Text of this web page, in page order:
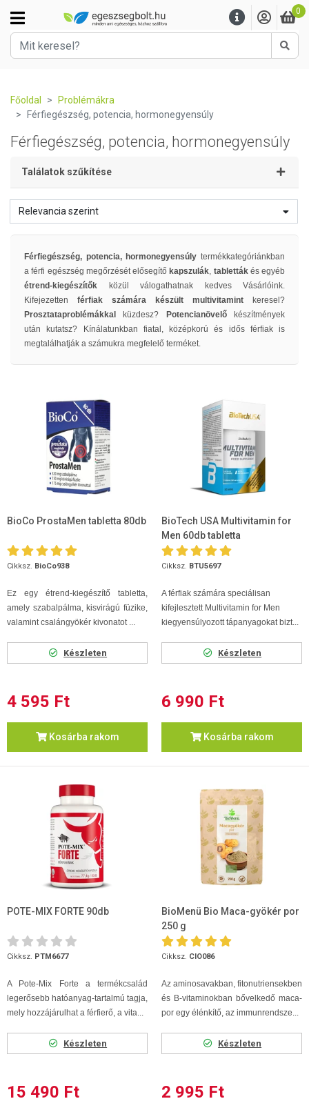
0
Főoldal
Problémákra
Férfiegészség, potencia, hormonegyensúly
Férfiegészség, potencia, hormonegyensúly
Találatok szűkítése
Relevancia szerint
Férfiegészség, potencia, hormonegyensúly termékkategóriánkban
a férfi egészség megőrzését elősegítő kapszulák, tabletták és egyéb
étrend-kiegészítők közül válogathatnak kedves Vásárlóink.
Kifejezetten férfiak számára készült multivitamint
keresel?
Prosztataproblémákkal
küzdesz? Potencianövelő
készítmények
után kutatsz? Kínálatunkban fiatal, középkorú és idős férfiak is
megtalálhatják a számukra megfelelő terméket.
BioCo ProstaMen tabletta 80db
Cikksz. BioCo938
Ez egy étrend-kiegészítő tabletta,
amely szabalpálma, kisvirágú füzike,
valamint csalángyökér kivonatot ...
Készleten
4 595 Ft
Kosárba rakom
BioTech USA Multivitamin for
Men 60db tabletta
Cikksz. BTU5697
A férfiak számára speciálisan
kifejlesztett Multivitamin for Men
kiegyensúlyozott tápanyagokat bizt...
Készleten
6 990 Ft
Kosárba rakom
POTE-MIX FORTE 90db
Cikksz. PTM6677
A Pote-Mix Forte a termékcsalád
legerősebb hatóanyag-tartalmú tagja,
mely hozzájárulhat a férfierő, a vita...
Készleten
15 490 Ft
BioMenü Bio Maca-gyökér por
250 g
Cikksz. CIO086
Az aminosavakban, fitonutriensekben
és B-vitaminokban bővelkedő maca-
por egy élénkítő, az immunrendsze...
Készleten
2 995 Ft